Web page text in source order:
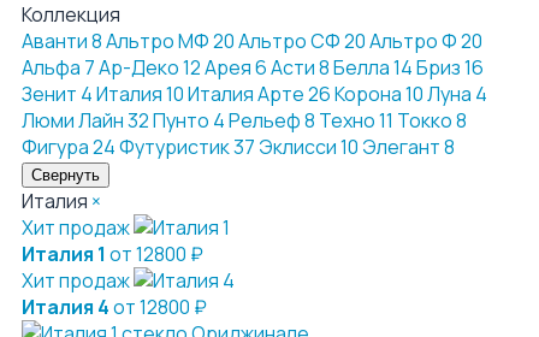
Коллекция
Аванти8Альтро МФ20Альтро СФ20Альтро Ф20
Альфа 7Ар-Деко12Арея6Асти8Белла14Бриз16
Зенит 4Италия10Италия Арте26Корона10Луна 4
Люми Лайн32Пунто 4Рельеф8 Техно11 Токко8
Фигура24Футуристик37 Эклисси10 Элегант8
Свернуть
Италия ×
Хит продаж
Италия 1 от 12800 ₽
Хит продаж
Италия 4от 12800 ₽